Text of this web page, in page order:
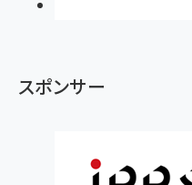
スポンサー